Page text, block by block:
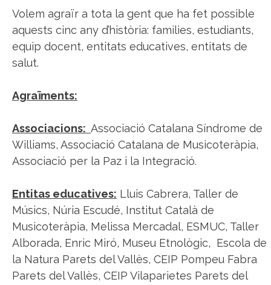
Volem agraïr a tota la gent que ha fet possible
aquests cinc any d’història: families, estudiants,
equip docent, entitats educatives, entitats de
salut.
Agraïments:
Associacions: Associació Catalana Síndrome de
Williams, Associació Catalana de Musicoteràpia,
Associació per la Paz i la Integració.
Entitas educatives: Lluis Cabrera, Taller de
Músics, Núria Escudé, Institut Català de
Musicoteràpia, Melissa Mercadal, ESMUC, Taller
Alborada, Enric Miró, Museu Etnològic, Escola de
la Natura Parets del Vallès, CEIP Pompeu Fabra
Parets del Vallès, CEIP Vilaparietes Parets del